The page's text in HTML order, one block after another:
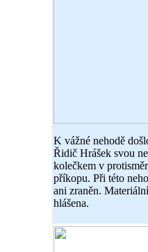
K vážné nehodě
Řidič Hrášek svou
kolečkem v
příkopu. Při této
ani zraněn.
hlášena.